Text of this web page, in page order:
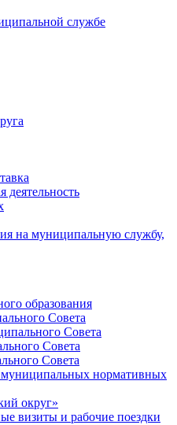
службе
деятельность
на муниципальную службу,
образования
Совета
Совета
Совета
Совета
нормативных
округ»
визиты и рабочие поездки